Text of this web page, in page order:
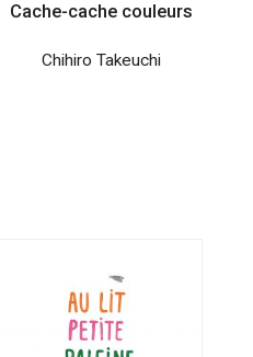
Cache-cache couleurs
Chihiro Takeuchi